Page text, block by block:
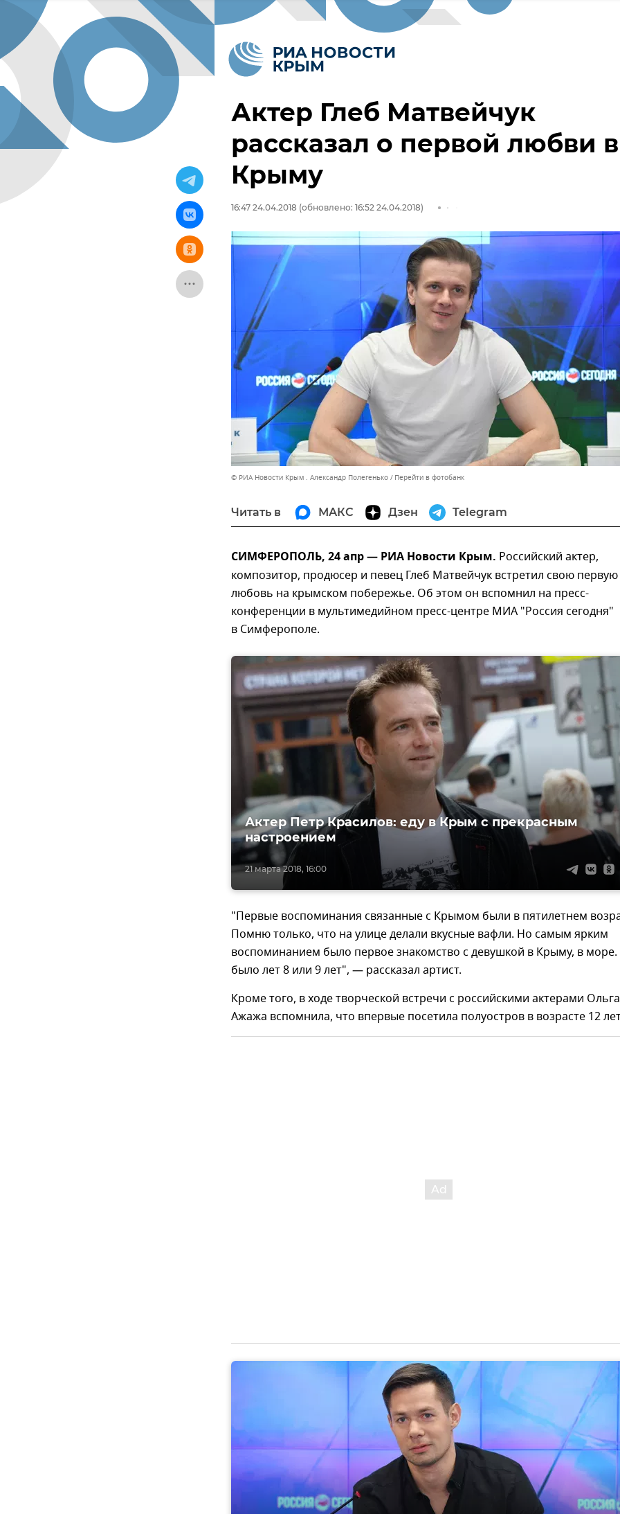
Актер Глеб Матвейчук
рассказал о первой любви в
Крыму
16:47 24.04.2018 (обновлено: 16:52 24.04.2018)
© РИА Новости Крым . Александр Полегенько Перейти в фотобанк
Читать в МАКС Дзен Telegram
СИМФЕРОПОЛЬ, 24 апр — РИА Новости Крым. Российский актер,
композитор, продюсер и певец Глеб Матвейчук встретил свою первую
любовь на крымском побережье. Об этом он вспомнил на пресс-
конференции в мультимедийном пресс-центре МИА "Россия сегодня"
в Симферополе.
21 марта 2018, 16:00
Актер Петр Красилов: еду в Крым с прекрасным
настроением
"Первые воспоминания связанные с Крымом были в пятилетнем
Помню только, что на улице делали вкусные вафли. Но самым ярким
воспоминанием было первое знакомство с девушкой в Крыму, в
было лет 8 или 9 лет", — рассказал артист.
Кроме того, в ходе творческой встречи с российскими актерами Ольга
Ажажа вспомнила, что впервые посетила полуостров в возрасте 12